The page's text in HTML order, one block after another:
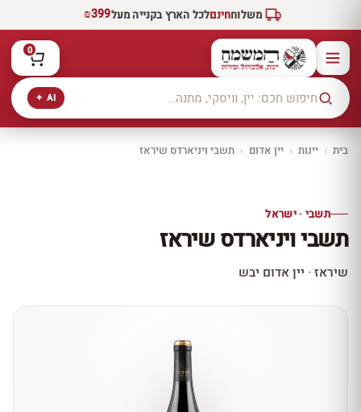
משלוחחינםלכל הארץ בקנייה מעל₪399
AI ✦
0
בית › יינות › יין אדום › תשבי ויניארדס שיראז
10% הנחה
עכשיו ב-10% הנחה
תשבי · ישראל
תשבי ויניארדס שיראז
שיראז · יין אדום יבש